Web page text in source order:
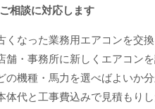
相談に対応します
くなった業務用エアコンを交
舗・事務所に新しくエアコン
の機種・馬力を選べばよいか
体代と工事費込みで見積もり